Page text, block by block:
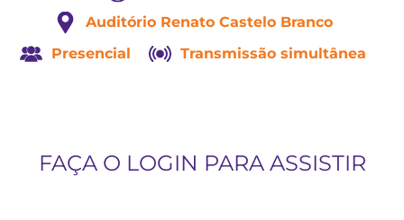
Auditório Renato Castelo Branco
Presencial
Transmissão simultânea
FAÇA O LOGIN PARA ASSISTIR